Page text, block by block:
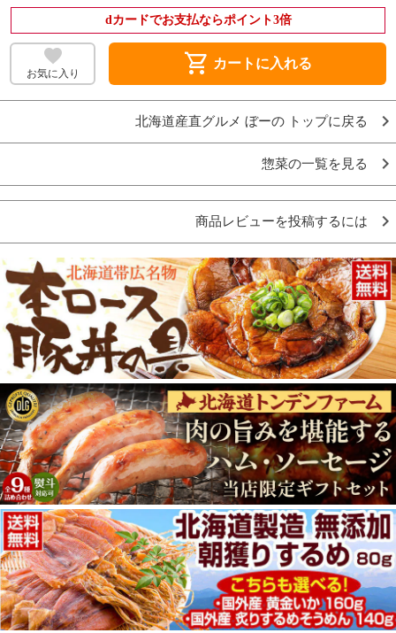
dカードでお支払ならポイント3倍
お気に入り shopping_cart カートに入れる
北海道産直グルメ ぼーの トップに戻る
惣菜の一覧を見る
商品レビューを投稿するには